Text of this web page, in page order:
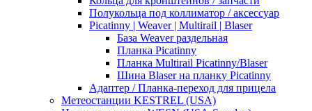
Полукольца под коллиматор / аксессуар
Picatinny | Weaver | Multirail | Blaser
База Weaver раздельная
Планка Picatinny
Планка Multirail Picatinny/Blaser
Шина Blaser на планку Picatinny
Адаптер / Планка-переход для прицела
Метеостанции KESTREL (USA)